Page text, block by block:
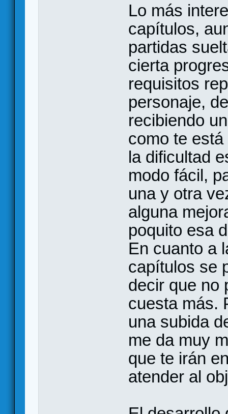
Lo más
capítulos,
partidas
cierta
requisitos
personaje,
recibiendo
como te
la dificultad
modo fácil,
una y otra
alguna
poquito esa
En cuanto a
capítulos se
decir que no
cuesta más.
una subida
me da muy
que te irán
atender al